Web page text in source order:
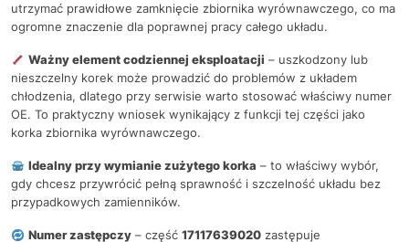
utrzymać prawidłowe zamknięcie zbiornika wyrównawczego, co ma
ogromne znaczenie dla poprawnej pracy całego układu.
Ważny element codziennej eksploatacji – uszkodzony lub
nieszczelny korek może prowadzić do problemów z układem
chłodzenia, dlatego przy serwisie warto stosować właściwy numer
OE. To praktyczny wniosek wynikający z funkcji tej części jako
korka zbiornika wyrównawczego.
Idealny przy wymianie zużytego korka – to właściwy wybór,
gdy chcesz przywrócić pełną sprawność i szczelność układu bez
przypadkowych zamienników.
Numer zastępczy– część 17117639020zastępuje